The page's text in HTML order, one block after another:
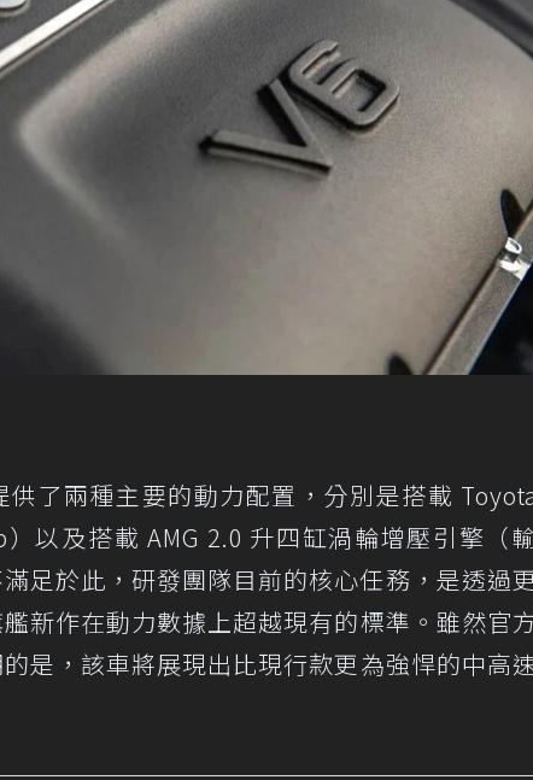
了兩種主要的動力配置，分別是搭載
以及搭載 AMG 2.0 升四缸渦輪增壓引擎（
足於此，研發團隊目前的核心任務，是透過
新作在動力數據上超越現有的標準。雖然官
是，該車將展現出比現行款更為強悍的中高